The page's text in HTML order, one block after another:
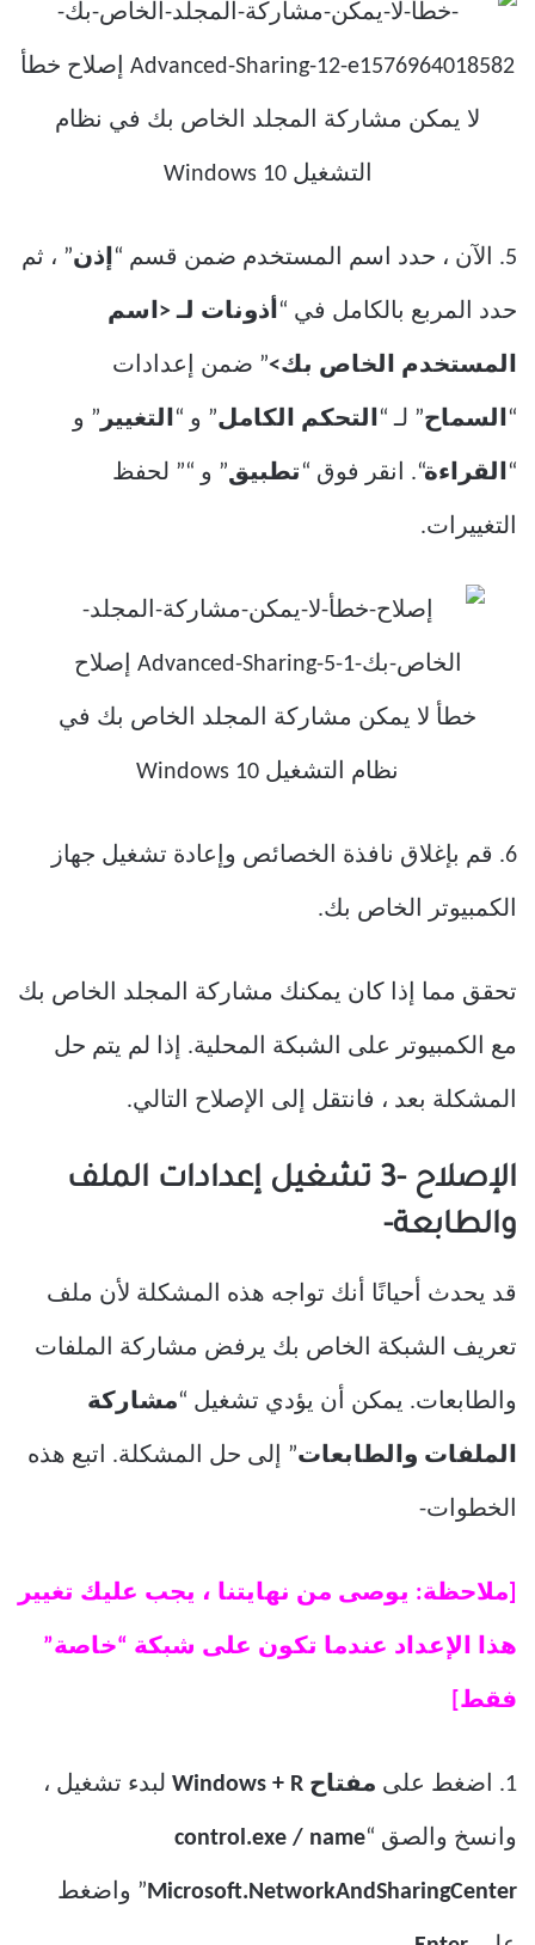
5. الآن ، حدد اسم المستخدم ضمن قسم “ إذن” ، ثم
حدد المربع بالكامل في “أذونات لـ <اسم
المستخدم الخاص بك>” ضمن إعدادات
“السماح” لـ “التحكم الكامل” و “التغيير ” و
“القراءة“. انقر فوق “ تطبيق” و “” لحفظ
التغييرات.
6. قم بإغلاق نافذة الخصائص وإعادة تشغيل جهاز
الكمبيوتر الخاص بك.
تحقق مما إذا كان يمكنك مشاركة المجلد الخاص بك
مع الكمبيوتر على الشبكة المحلية. إذا لم يتم حل
المشكلة بعد ، فانتقل إلى الإصلاح التالي.
الإصلاح -3 تشغيل إعدادات الملف
والطابعة-
قد يحدث أحيانًا أنك تواجه هذه المشكلة لأن ملف
تعريف الشبكة الخاص بك يرفض مشاركة الملفات
والطابعات. يمكن أن يؤدي تشغيل “مشاركة
الملفات والطابعات” إلى حل المشكلة. اتبع هذه
الخطوات-
[ملاحظة: يوصى من نهايتنا ، يجب عليك تغيير
هذا الإعداد عندما تكون على شبكة “خاصة”
فقط]
1. اضغط على مفتاح Windows + R لبدء تشغيل ،
وانسخ والصق “control.exe / name
Microsoft.NetworkAndSharingCenter” واضغط